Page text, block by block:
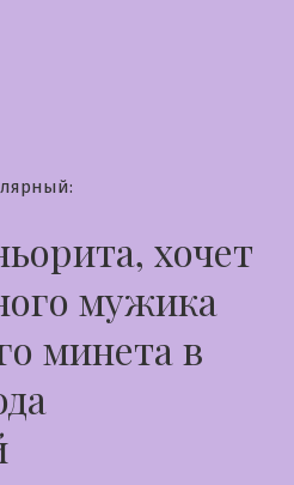
хочет
мужика
минета в